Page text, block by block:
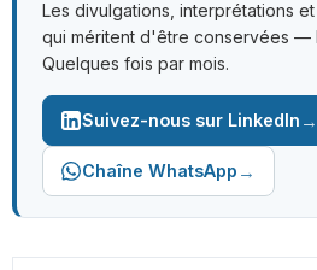
Les divulgations, interprétations
qui méritent d'être conservées —
Quelques fois par mois.
Suivez-nous sur LinkedIn →
Chaîne WhatsApp →